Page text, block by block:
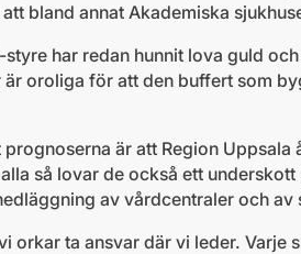
bland annat Akademiska
har redan hunnit lova guld
oroliga för att den buffert som
är att Region
så lovar de också ett
av vårdcentraler och
orkar ta ansvar där vi leder.